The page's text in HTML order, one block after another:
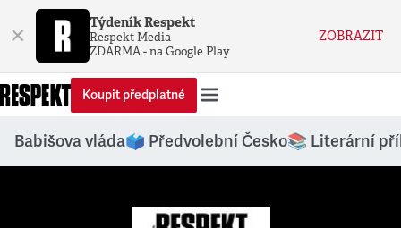
× Týdeník Respekt
Respekt Media
ZDARMA - na Google Play
ZOBRAZIT
Koupit předplatné
Babišova vláda🗳️ Předvolební Česko📚 Literární